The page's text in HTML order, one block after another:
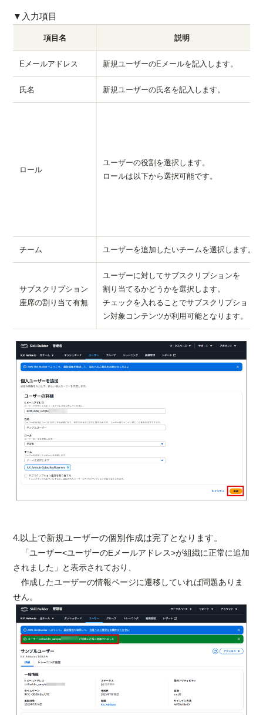
▼入力項目
項目名 説明
Eメールアドレス 新規ユーザーのEメールを記入します。
氏名 新規ユーザーの氏名を記入します。
ロール
ユーザーの役割を選択します。
ロールは以下から選択可能です。
チーム ユーザーを追加したいチームを選択します。
サブスクリプション
座席の割り当て有無
ユーザーに対してサブスクリプションを
割り当てるかどうかを選択します。
チェックを入れることでサブスクリプショ
ン対象コンテンツが利用可能となります。
4.以上で新規ユーザーの個別作成は完了となります。
「ユーザー<ユーザーのEメールアドレス>が組織に正常に追加
されました」と表示されており、
作成したユーザーの情報ページに遷移していれば問題ありま
せん。